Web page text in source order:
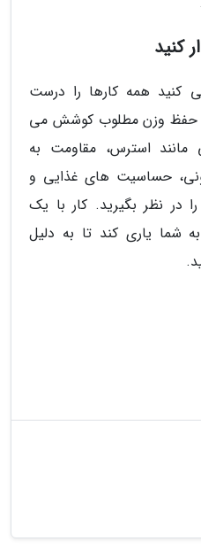
کنید همه کارها را درست
حفظ وزن مطلوب کوشش می
استرس، مقاومت به
حساسیت های غذایی و
در نظر بگیرید. کار با یک
یاری کند تا به دلیل